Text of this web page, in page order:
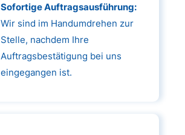
Sofortige Auftragsausführung:
Wir sind im Handumdrehen zur
Stelle, nachdem Ihre
Auftragsbestätigung bei uns
eingegangen ist.